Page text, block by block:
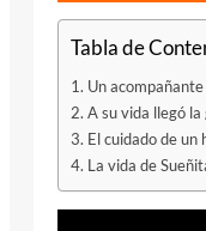
Tabla de
Un
A su vida llegó
El cuidado de un
La vida de